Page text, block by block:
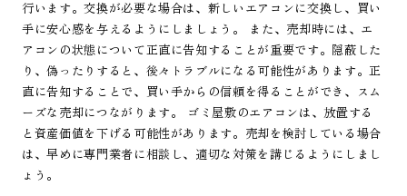
行います。交換が必要な場合は、新しいエアコンに交換し、買い
手に安心感を与えるようにしましょう。 また、売却時には、エ
アコンの状態について正直に告知することが重要です。隠蔽した
り、偽ったりすると、後々トラブルになる可能性があります。正
直に告知することで、買い手からの信頼を得ることができ、スム
ーズな売却につながります。 ゴミ屋敷のエアコンは、放置する
と資産価値を下げる可能性があります。売却を検討している場合
は、早めに専門業者に相談し、適切な対策を講じるようにしまし
ょう。